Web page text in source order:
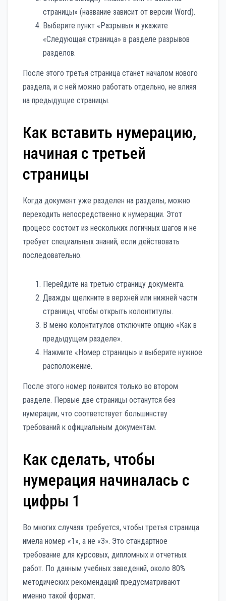
страницы» (название зависит от версии Word).
Выберите пункт «Разрывы» и укажите
«Следующая страница» в разделе разрывов
разделов.
После этого третья страница станет началом нового
раздела, и с ней можно работать отдельно, не влияя
на предыдущие страницы.
Как вставить нумерацию,
начиная с третьей
страницы
Когда документ уже разделен на разделы, можно
переходить непосредственно к нумерации. Этот
процесс состоит из нескольких логичных шагов и не
требует специальных знаний, если действовать
последовательно.
Перейдите на третью страницу документа.
Дважды щелкните в верхней или нижней части
страницы, чтобы открыть колонтитулы.
В меню колонтитулов отключите опцию «Как в
предыдущем разделе».
Нажмите «Номер страницы» и выберите нужное
расположение.
После этого номер появится только во втором
разделе. Первые две страницы останутся без
нумерации, что соответствует большинству
требований к официальным документам.
Как сделать, чтобы
нумерация начиналась с
цифры 1
Во многих случаях требуется, чтобы третья страница
имела номер «1», а не «3». Это стандартное
требование для курсовых, дипломных и отчетных
работ. По данным учебных заведений, около 80%
методических рекомендаций предусматривают
именно такой формат.